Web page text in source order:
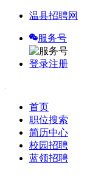
温县招聘网
服务号
登录注册
首页
职位搜索
简历中心
校园招聘
蓝领招聘